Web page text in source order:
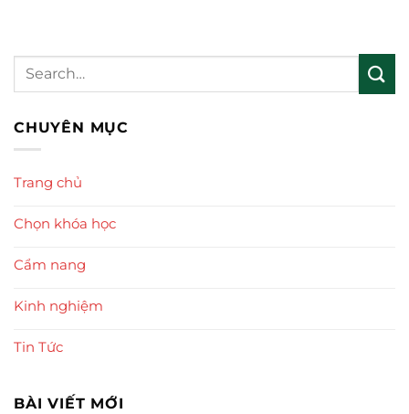
CHUYÊN MỤC
Trang chủ
Chọn khóa học
Cẩm nang
Kinh nghiệm
Tin Tức
BÀI VIẾT MỚI